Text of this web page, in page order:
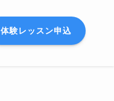
体験レッスン申込